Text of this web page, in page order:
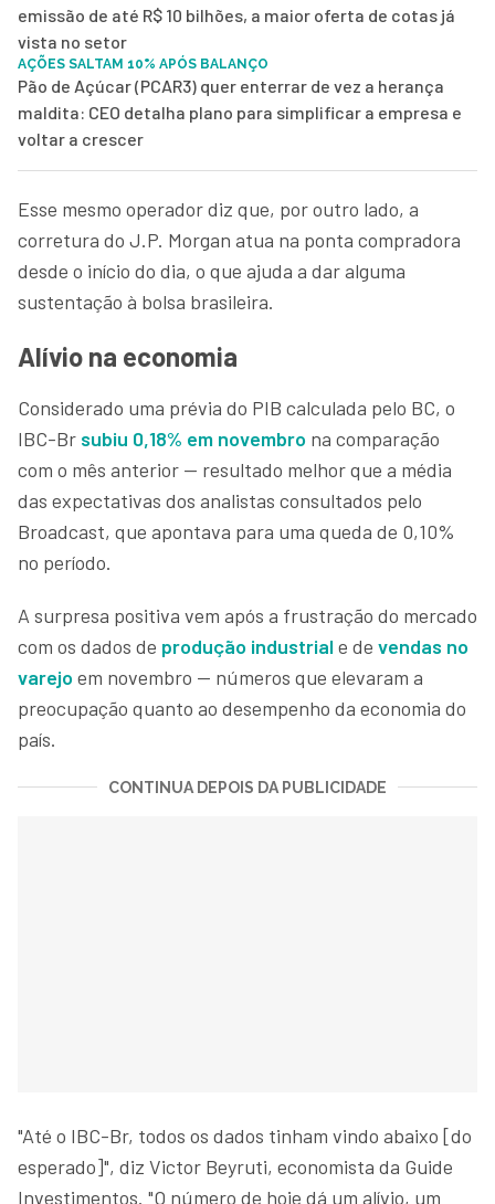
emissão de até R$ 10 bilhões, a maior oferta de cotas já
vista no setor
AÇÕES SALTAM 10% APÓS BALANÇO
Pão de Açúcar (PCAR3) quer enterrar de vez a herança
maldita: CEO detalha plano para simplificar a empresa e
voltar a crescer
Esse mesmo operador diz que, por outro lado, a
corretura do J.P. Morgan atua na ponta compradora
desde o início do dia, o que ajuda a dar alguma
sustentação à bolsa brasileira.
Alívio na economia
Considerado uma prévia do PIB calculada pelo BC, o
IBC-Br subiu 0,18% em novembro na comparação
com o mês anterior — resultado melhor que a média
das expectativas dos analistas consultados pelo
Broadcast, que apontava para uma queda de 0,10%
no período.
A surpresa positiva vem após a frustração do mercado
com os dados de produção industriale de vendas no
varejo em novembro — números que elevaram a
preocupação quanto ao desempenho da economia do
país.
CONTINUA DEPOIS DA PUBLICIDADE
"Até o IBC-Br, todos os dados tinham vindo abaixo [do
esperado]", diz Victor Beyruti, economista da Guide
Investimentos. "O número de hoje dá um alívio, um